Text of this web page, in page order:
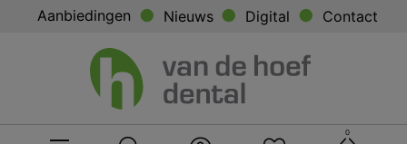
Aanbiedingen Nieuws Digital Contact
0